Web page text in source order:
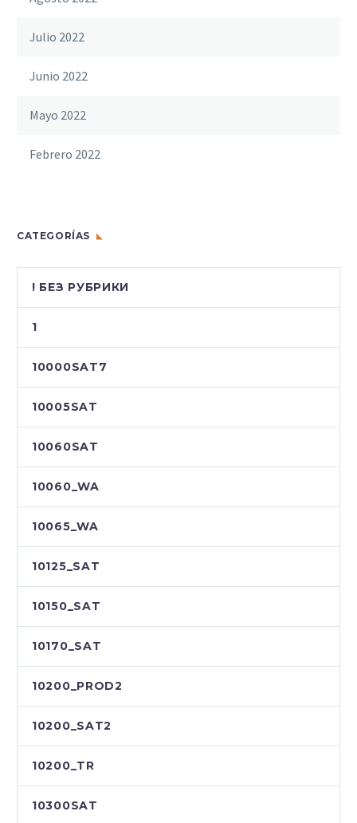
Julio 2022
Junio 2022
Mayo 2022
Febrero 2022
CATEGORÍAS
! БЕЗ РУБРИКИ
1
10000SAT7
10005SAT
10060SAT
10060_WA
10065_WA
10125_SAT
10150_SAT
10170_SAT
10200_PROD2
10200_SAT2
10200_TR
10300SAT